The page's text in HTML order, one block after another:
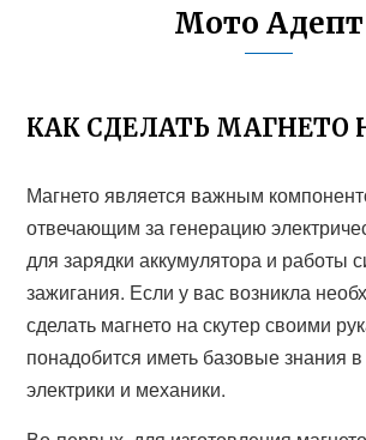
Мото Адепт
КАК СДЕЛАТЬ МАГНЕТО
Магнето является важным
отвечающим за генерацию
для зарядки аккумулятора и работы
зажигания. Если у вас возникла
сделать магнето на скутер своими
понадобится иметь базовые знания в
электрики и механики.